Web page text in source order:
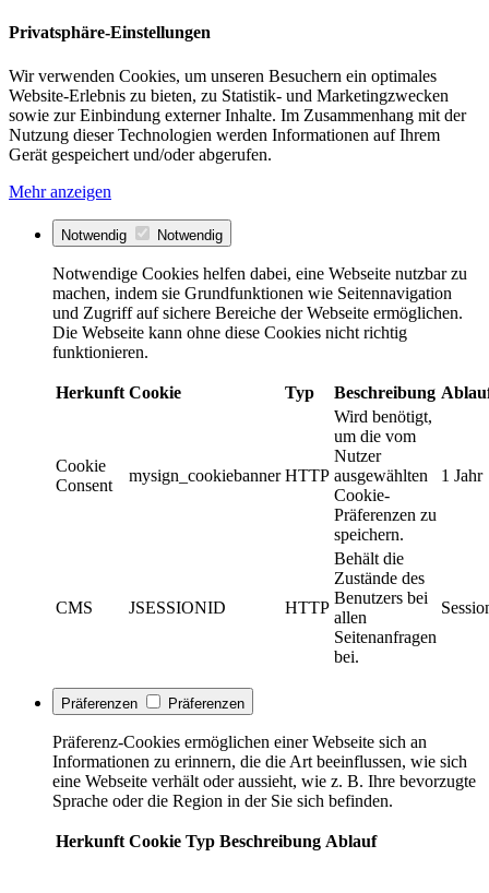
Privatsphäre-Einstellungen
Wir verwenden Cookies, um unseren Besuchern ein optimales
Website-Erlebnis zu bieten, zu Statistik- und Marketingzwecken
sowie zur Einbindung externer Inhalte. Im Zusammenhang mit der
Nutzung dieser Technologien werden Informationen auf Ihrem
Gerät gespeichert und/oder abgerufen.
Mehr anzeigen
Notwendig Notwendig
Notwendige Cookies helfen dabei, eine Webseite nutzbar zu
machen, indem sie Grundfunktionen wie Seitennavigation
und Zugriff auf sichere Bereiche der Webseite ermöglichen.
Die Webseite kann ohne diese Cookies nicht richtig
funktionieren.
Herkunft Cookie Typ Beschreibung
Cookie
Consent
mysign_cookiebanner HTTP
Wird benötigt,
um die vom
Nutzer
ausgewählten
Cookie-
Präferenzen zu
speichern.
1 Jahr
CMS JSESSIONID HTTP
Behält die
Zustände des
Benutzers bei
allen
Seitenanfragen
bei.
Präferenzen Präferenzen
Präferenz-Cookies ermöglichen einer Webseite sich an
Informationen zu erinnern, die die Art beeinflussen, wie sich
eine Webseite verhält oder aussieht, wie z. B. Ihre bevorzugte
Sprache oder die Region in der Sie sich befinden.
Herkunft Cookie Typ Beschreibung Ablauf